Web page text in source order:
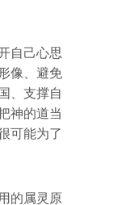
自己心思
像、避免
、支撑自
神的道当
可能为了
的属灵原